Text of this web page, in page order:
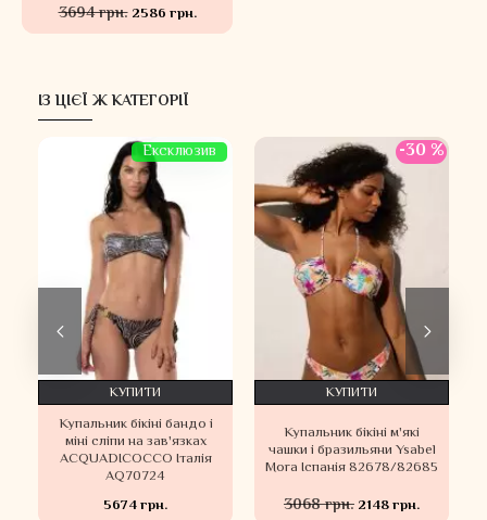
3694 грн. 2586 грн.
ІЗ ЦІЄЇ Ж КАТЕГОРІЇ
Ексклюзив
Купальник бікіні бандо і
міні сліпи на зав'язках
ACQUADICOCCO Італія
AQ70724
5674 грн.
КУПИТИ
-30 %
Купальник бікіні м'які
чашки і бразильяни Ysabel
Mora Іспанія 82678/82685
3068 грн. 2148 грн.
КУПИТИ